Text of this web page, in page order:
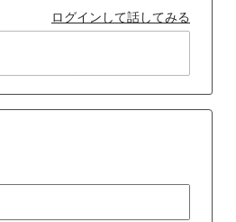
ログインして話してみる